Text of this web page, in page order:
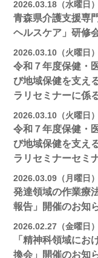
2026.03.18（水曜日）
青森県介護支援専
ヘルスケア」研修
2026.03.10（火曜日）
令和７年度保健・
び地域保健を支え
ラリセミナーに係
2026.03.10（火曜日）
令和７年度保健・
び地域保健を支え
ラリセミナーセミ
2026.03.09（月曜日）
発達領域の作業療
報告」開催のお知
2026.02.27（金曜日）
「精神科領域にお
換会」開催のお知